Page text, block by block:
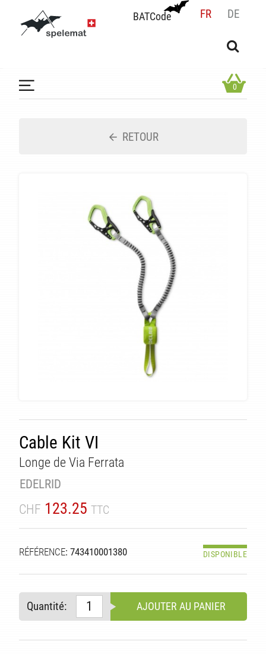
BATCode FR DE
BATCode
OK
0
RETOUR
Cable Kit VI
Longe de Via Ferrata
EDELRID
CHF 123.25 TTC
RÉFÉRENCE: 743410001380 DISPONIBLE
Quantité: AJOUTER AU PANIER